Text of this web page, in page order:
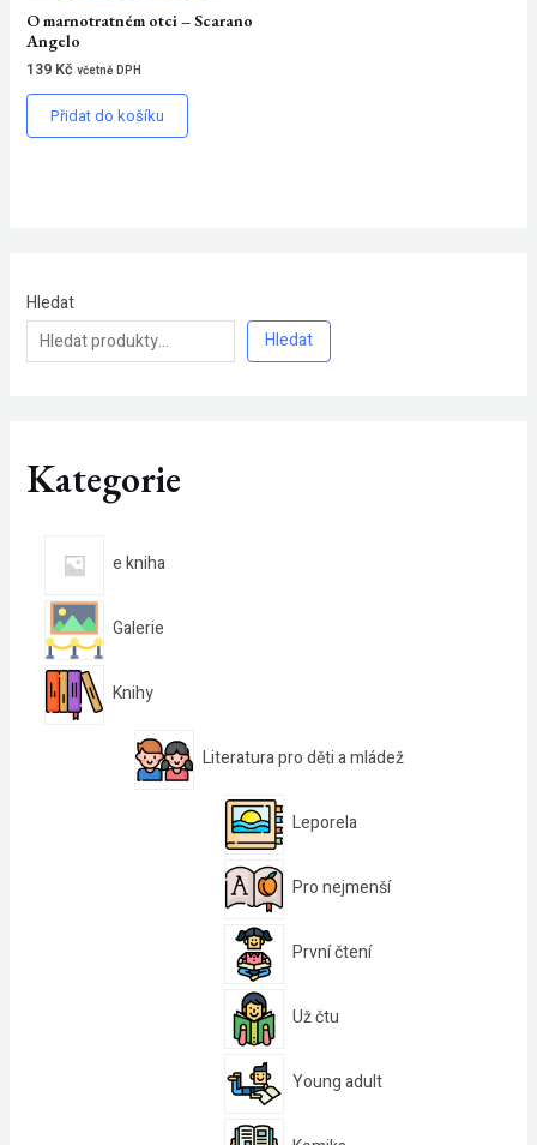
Hledat
Hledat
Kategorie
e kniha
Galerie
Knihy
Literatura pro děti a mládež
Leporela
Pro nejmenší
První čtení
Už čtu
Young adult
O marnotratném otci – Scarano
Angelo
139 Kč včetně DPH
Přidat do košíku